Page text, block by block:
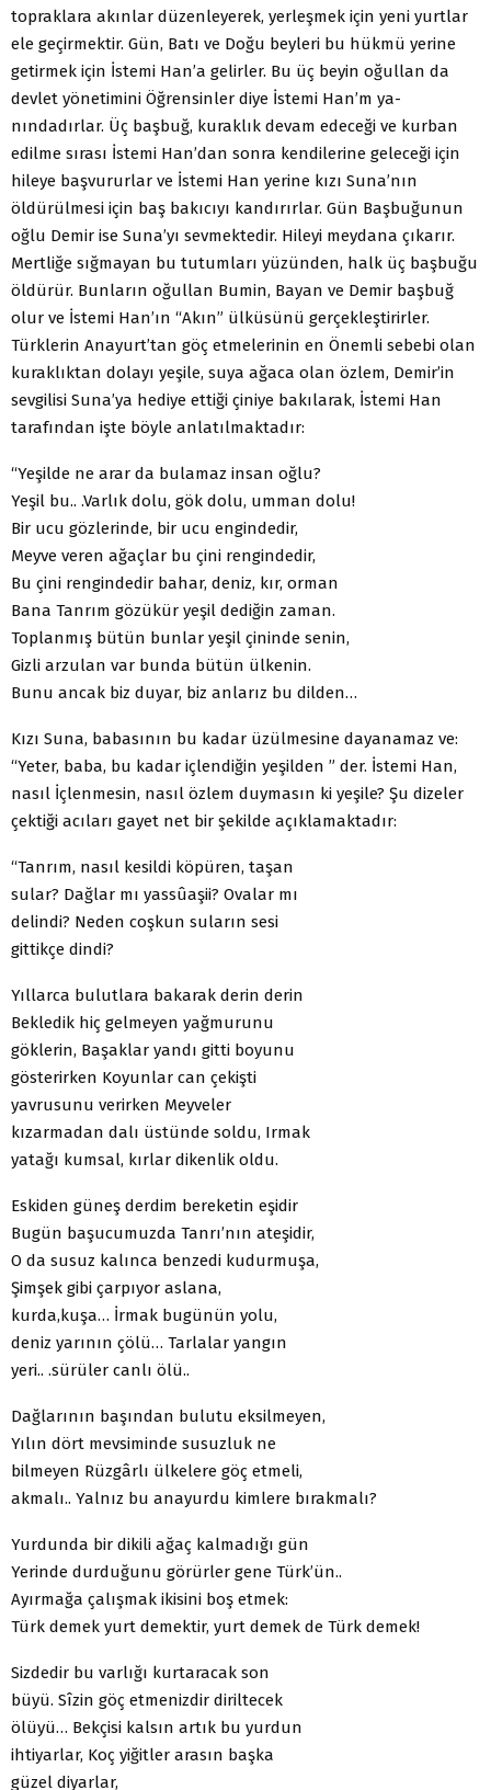
topraklara akınlar düzenleyerek, yerleşmek için yeni yurtlar
ele geçirmektir. Gün, Batı ve Doğu beyleri bu hükmü yerine
getirmek için İstemi Han’a gelirler. Bu üç beyin oğullan da
devlet yönetimini Öğrensinler diye İstemi Han’m ya­
nındadırlar. Üç başbuğ, kuraklık devam edeceği ve kurban
edilme sırası İstemi Han’dan sonra kendilerine geleceği için
hileye başvu­rurlar ve İstemi Han yerine kızı Suna’nın
öldürülmesi için baş bakıcıyı kandırırlar. Gün Başbuğunun
oğlu Demir ise Suna’yı sevmektedir. Hileyi meydana çıkarır.
Mertliğe sığmayan bu tu­tumları yüzünden, halk üç başbuğu
öldürür. Bunların oğullan Bumin, Bayan ve Demir başbuğ
olur ve İstemi Han’ın “Akın” ülküsünü gerçekleştirirler.
Türklerin Anayurt’tan göç etmelerinin en Önemli sebebi olan
kuraklıktan dolayı yeşile, suya ağaca olan özlem, Demir’in
sevgi­lisi Suna’ya hediye ettiği çiniye bakılarak, İstemi Han
tarafından işte böyle anlatılmaktadır:
“Yeşilde ne arar da bulamaz insan oğlu?
Yeşil bu.. .Varlık dolu, gök dolu, umman dolu!
Bir ucu gözlerinde, bir ucu engindedir,
Meyve veren ağaçlar bu çini rengindedir,
Bu çini rengindedir bahar, deniz, kır, orman
Bana Tanrım gözükür yeşil dediğin zaman.
Toplanmış bütün bunlar yeşil çininde senin,
Gizli arzulan var bunda bütün ülkenin.
Bunu ancak biz duyar, biz anlarız bu dilden…
Kızı Suna, babasının bu kadar üzülmesine dayanamaz ve:
“Yeter, baba, bu kadar içlendiğin yeşilden ” der. İstemi Han,
nasıl İçlenmesin, nasıl özlem duymasın ki yeşile? Şu dizeler
çektiği acıları gayet net bir şekilde açıklamaktadır:
“Tanrım, nasıl kesildi köpüren, taşan
sular? Dağlar mı yassûaşii? Ovalar mı
delindi? Neden coşkun suların sesi
gittikçe dindi?
Yıllarca bulutlara bakarak derin derin
Bekledik hiç gelmeyen yağmurunu
göklerin, Başaklar yandı gitti boyunu
gösterirken Koyunlar can çekişti
yavrusunu verirken Meyveler
kızarmadan dalı üstünde soldu, Irmak
yatağı kumsal, kırlar dikenlik oldu.
Eskiden güneş derdim bereketin eşidir
Bugün başucumuzda Tanrı’nın ateşidir,
O da susuz kalınca benzedi kudurmuşa,
Şimşek gibi çarpıyor aslana,
kurda,kuşa… İrmak bugünün yolu,
deniz yarının çölü… Tarlalar yangın
yeri.. .sürüler canlı ölü..
Dağlarının başından bulutu eksilmeyen,
Yılın dört mevsiminde susuzluk ne
bilmeyen Rüzgârlı ülkelere göç etmeli,
akmalı.. Yalnız bu anayurdu kimlere bırakmalı?
Yurdunda bir dikili ağaç kalmadığı gün
Yerinde durduğunu görürler gene Türk’ün..
Ayırmağa çalışmak ikisini boş etmek:
Türk demek yurt demektir, yurt demek de Türk demek!
Sizdedir bu varlığı kurtaracak son
büyü. Sîzin göç etmenizdir diriltecek
ölüyü… Bekçisi kalsın artık bu yurdun
ihtiyarlar, Koç yiğitler arasın başka
güzel diyarlar,